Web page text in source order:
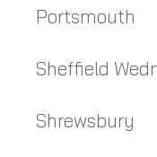
Portsmouth
Sheffield
Shrewsbury